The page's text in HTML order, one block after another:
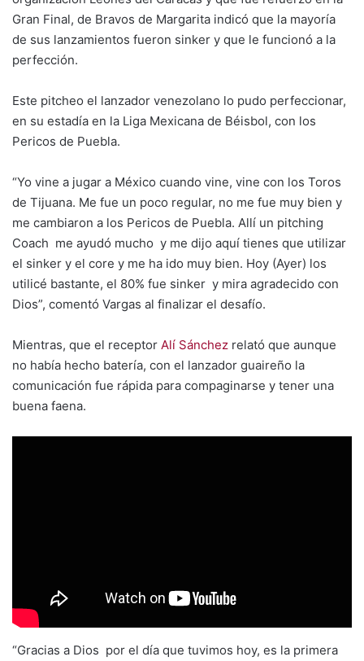
Gran Final, de Bravos de Margarita indicó que la mayoría
de sus lanzamientos fueron sinker y que le funcionó a la
perfección.
Este pitcheo el lanzador venezolano lo pudo perfeccionar,
en su estadía en la Liga Mexicana de Béisbol, con los
Pericos de Puebla.
“Yo vine a jugar a México cuando vine, vine con los Toros
de Tijuana. Me fue un poco regular, no me fue muy bien y
me cambiaron a los Pericos de Puebla. Allí un pitching
Coach me ayudó mucho y me dijo aquí tienes que utilizar
el sinker y el core y me ha ido muy bien. Hoy (Ayer) los
utilicé bastante, el 80% fue sinker y mira agradecido con
Dios”, comentó Vargas al finalizar el desafío.
Mientras, que el receptor Alí Sánchez relató que aunque
no había hecho batería, con el lanzador guaireño la
comunicación fue rápida para compaginarse y tener una
buena faena.
“Gracias a Dios por el día que tuvimos hoy, es la primera